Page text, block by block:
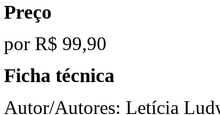
Preço
por R$ 99,90
Ficha técnica
Autor/Autores: Letícia